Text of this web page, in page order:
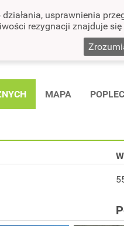
usprawnienia
rezygnacji znajduje się
MAPA